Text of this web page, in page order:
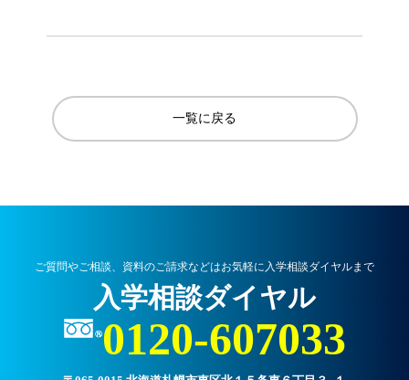
一覧に戻る
ご質問やご相談、資料のご請求などはお気軽に入学相談ダイヤルまで
入学相談ダイヤル
0120-607033